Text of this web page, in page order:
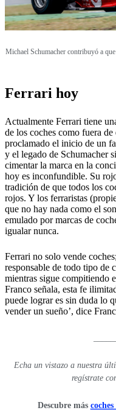
Michael Schumacher contribuyó a
Ferrari hoy
Actualmente Ferrari tiene
de los coches como fuera
proclamado el inicio de un
y el legado de Schumacher
cimentar la marca en la
hoy es inconfundible. Su
tradición de que todos los
rojos. Y los ferraristas
que no hay nada como el
emulado por marcas de
igualar nunca.
Ferrari no solo vende
responsable de todo tipo de
mientras sigue compitiendo
Franco señala, esta fe
puede lograr es sin duda lo
vender un sueño’, dice
Echa un vistazo a nuestra
regístrate
Descubre más